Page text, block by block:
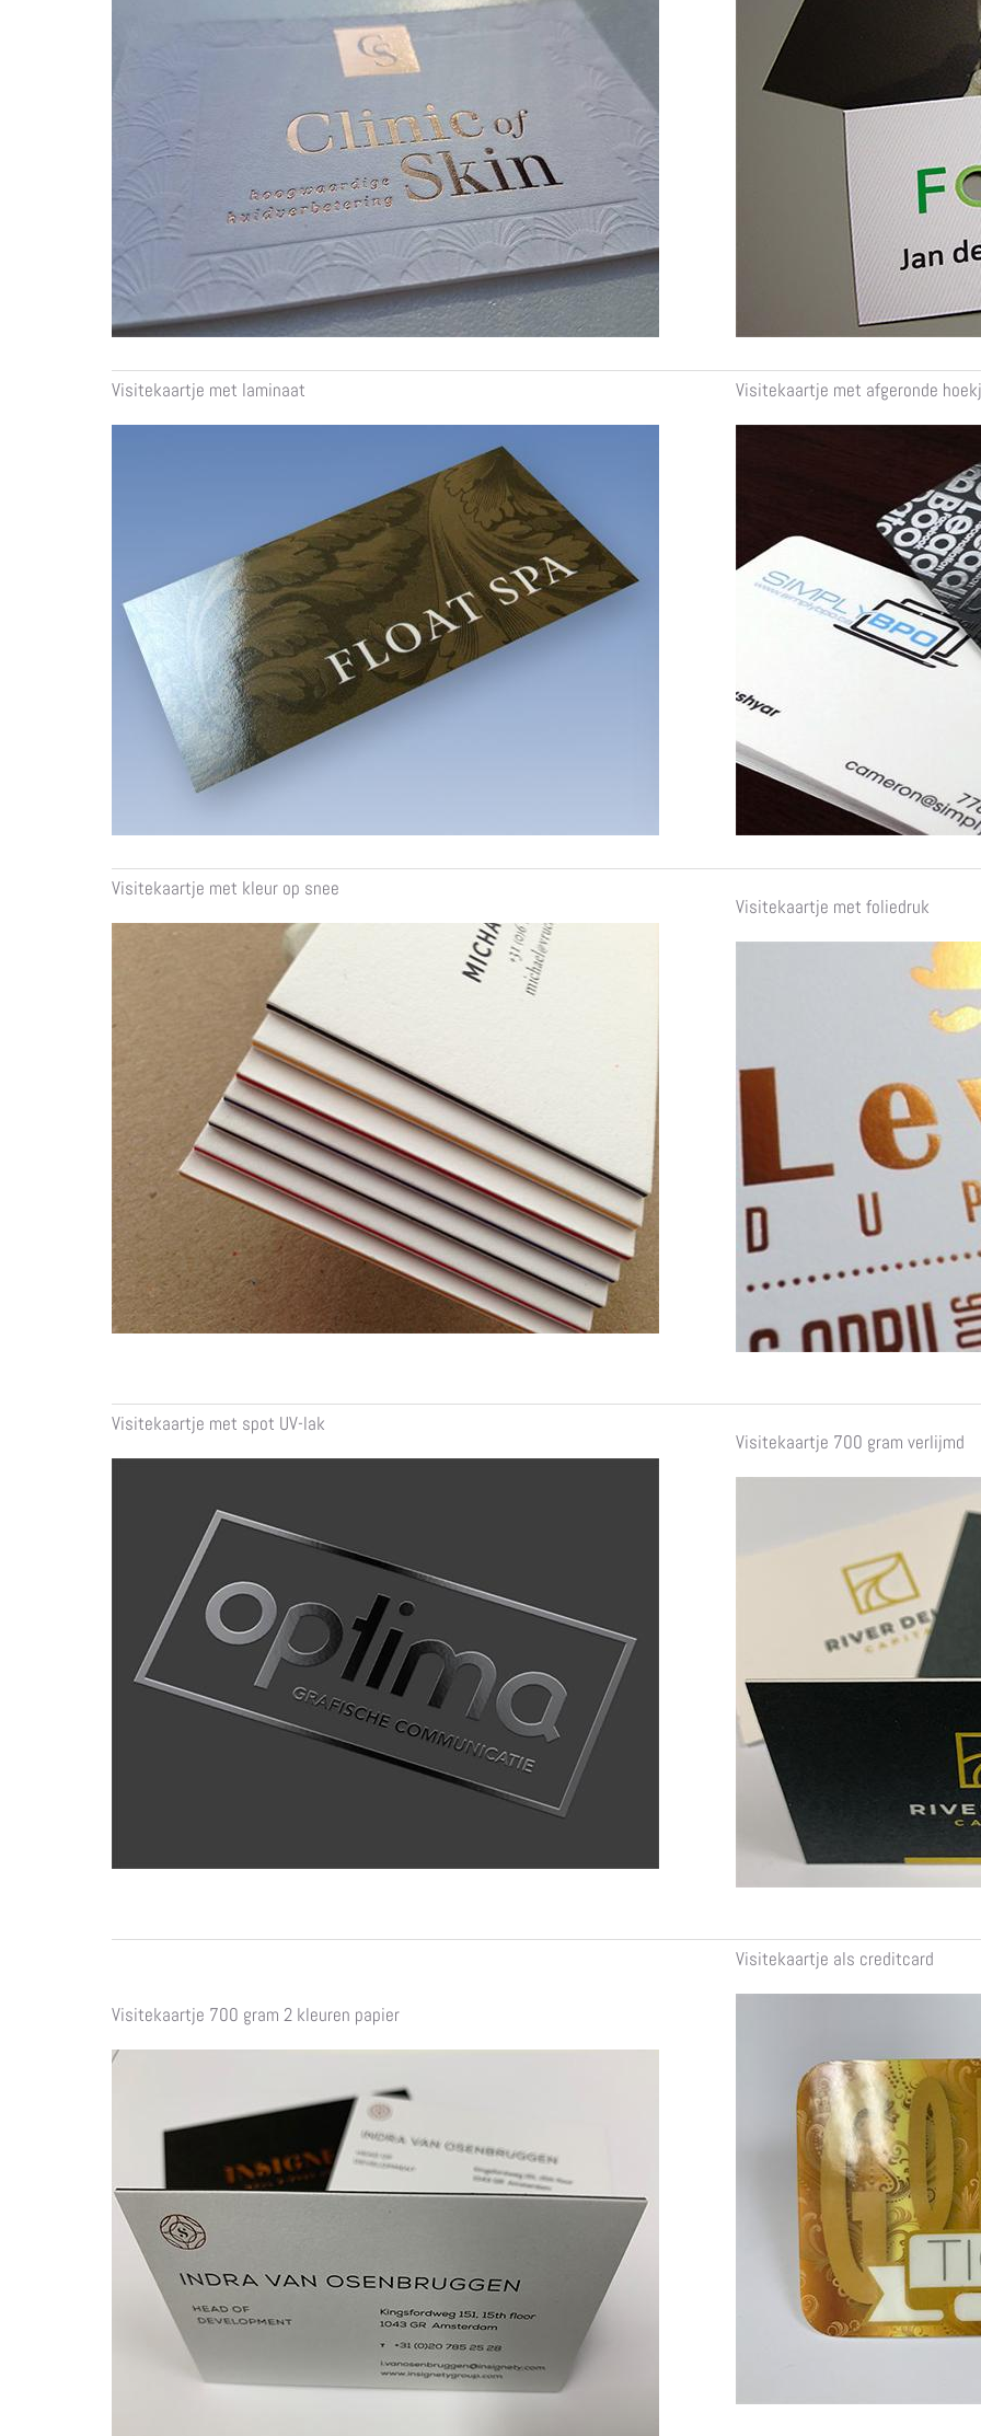
Visitekaartje met laminaat Visitekaartje met afgeronde
Visitekaartje met kleur op snee
Visitekaartje met foliedruk
Visitekaartje met spot UV-lak
Visitekaartje 700 gram verlijmd
Visitekaartje 700 gram 2 kleuren papier
Visitekaartje als creditcard